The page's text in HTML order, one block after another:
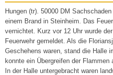
Hungen (tr). 50000 DM
einem Brand in Steinheim. Das
vernichtet. Kurz vor 12 Uhr wurde
Feuerwehr gemeldet. Als die
Geschehens waren, stand die Halle
konnte ein Übergreifen der Flammen
In der Halle untergebracht waren